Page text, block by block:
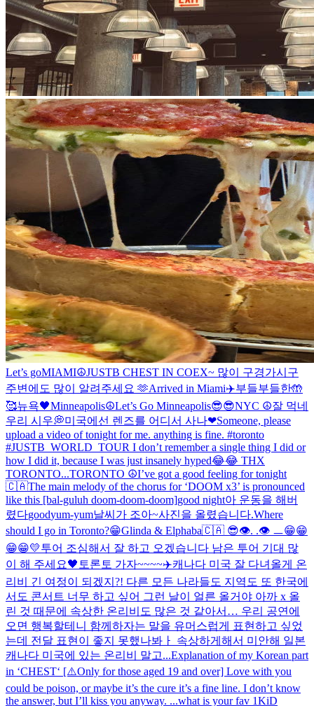
Let’s goMIAMI☮️JUSTB CHEST IN COEX~ 많이 구경가시구
주변에도 많이 알려주세요 🫶Arrived in Miami✈️부들부들한🤲
🥰뉴욕🖤Minneapolis☮️Let’s Go Minneapolis😎😎NYC ☮️잘 먹네
우리 시우💭미국에선 렌즈를 어디서 사나❤Someone, please
upload a video of tonight for me. anything is fine. #toronto
#JUSTB_WORLD_TOUR I don’t remember a single thing I did or
how I did it, because I was just insanely hyped😂😂 THX
TORONTO...TORONTO ☮️I’ve got a good feeling for tonight
🇨🇦The main melody of the chorus for ‘DOOM x3’ is pronounced
like this [bal-guluh doom-doom-doom]good night아 운동을 해버
렸다goodyum-yum날씨가 조아~사진을 올렸습니다.Where
should I go in Toronto?😁Glinda & Elphaba🇨🇦 😎👁️. .👁️ ㅡ😁😁
😁😁💛투어 조심해서 잘 하고 오겠습니다 남은 투어 기대 많
이 해 주세요🖤 토론토 가자~~~~✈️캐나다 미국 잘 다녀올게 온
리비 긴 여정이 되겠지?! 다른 모든 나라들도 지역도 또 한국에
서도 콘서트 너무 하고 싶어 그런 날이 얼른 올거야 아까 x 올
린 것 때문에 속상한 온리비도 많은 것 같아서… 우리 공연에
오면 행복할테니 함께하자는 말을 유머스럽게 표현하고 싶었
는데 전달 표현이 좋지 못했나봐ㅏ 속상하게해서 미안해 일본
캐나다 미국에 있는 온리비 말고...Explanation of my Korean part
in ‘CHEST‘ [⚠️Only for those aged 19 and over] Love with you
could be poison, or maybe it’s the cure it’s a fine line. I don’t know
the answer, but I’ll kiss you anyway. ...what is your fav 1KiD